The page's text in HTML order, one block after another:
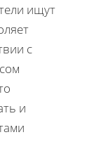
ищут
с
и